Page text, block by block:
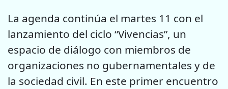
La agenda continúa el martes 11 con el
lanzamiento del ciclo “Vivencias”, un
espacio de diálogo con miembros de
organizaciones no gubernamentales y de
la sociedad civil. En este primer encuentro